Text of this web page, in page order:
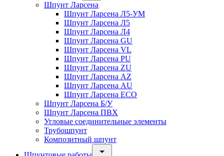
Шпунт Ларсена
Шпунт Ларсена Л5-УМ
Шпунт Ларсена Л5
Шпунт Ларсена Л4
Шпунт Ларсена GU
Шпунт Ларсена VL
Шпунт Ларсена PU
Шпунт Ларсена ZU
Шпунт Ларсена AZ
Шпунт Ларсена AU
Шпунт Ларсена ECO
Шпунт Ларсена Б/У
Шпунт Ларсена ПВХ
Угловые соединительные элементы
Трубошпунт
Композитный шпунт